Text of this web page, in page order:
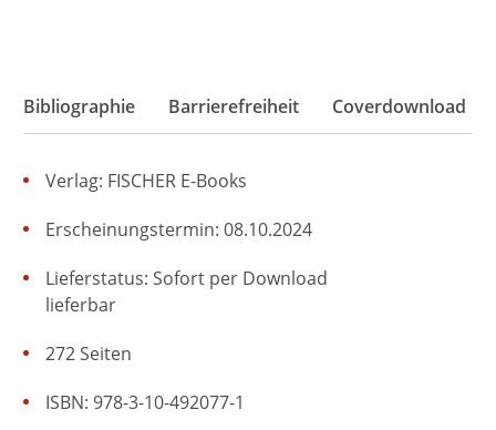
Bibliographie Barrierefreiheit Coverdownload
Verlag: FISCHER E-Books
Erscheinungstermin: 08.10.2024
Lieferstatus: Sofort per Download
lieferbar
ISBN: 978-3-10-492077-1
272 Seiten